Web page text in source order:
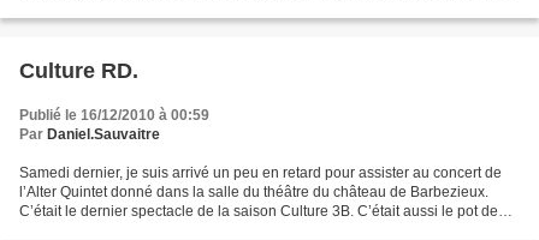
Culture RD.
Publié le 16/12/2010 à 00:59
Par Daniel.Sauvaitre
Samedi dernier, je suis arrivé un peu en retard pour assister au concert de
l’Alter Quintet donné dans la salle du théâtre du château de Barbezieux.
C’était le dernier spectacle de la saison Culture 3B. C’était aussi le pot de